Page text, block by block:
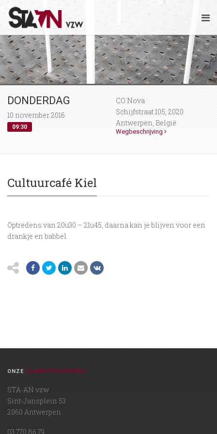
DONDERDAG
10 november 2016
09:30
CO Nova
Schijfstraat 105, 2020
Antwerpen, België
Wegbeschrijving
Cultuurcafé Kiel
Optredens van 20u30 – 21u45, daarna kan je blijven voor een
drankje en babbel.
ONZE CONTACTGEGEVENS
STA-AN vzw
Sint-Jansplein 53
2060 Antwerpen
03 770 86 79